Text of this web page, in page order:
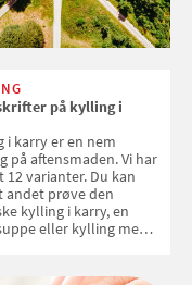
på kylling i
i karry er en nem
på aftensmaden. Vi har
12 varianter. Du kan
andet prøve den
kylling i karry, en
eller kylling med